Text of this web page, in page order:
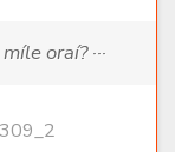
míle oraí? ···